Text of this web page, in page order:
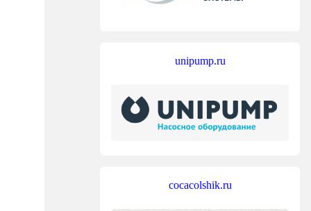
unipump.ru
cocacolshik.ru